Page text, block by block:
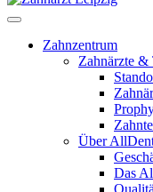
Zahnzentrum
Zahnärzte &
Über
Das